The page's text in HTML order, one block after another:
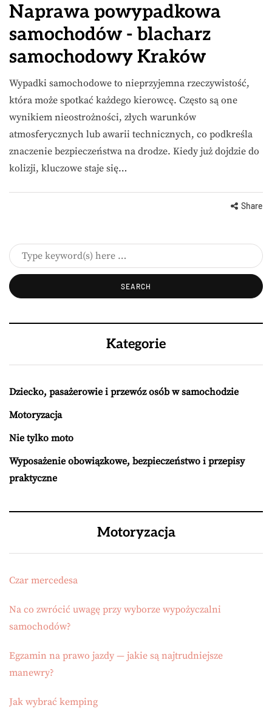
Naprawa powypadkowa
samochodów - blacharz
samochodowy Kraków
Wypadki samochodowe to nieprzyjemna rzeczywistość,
która może spotkać każdego kierowcę. Często są one
wynikiem nieostrożności, złych warunków
atmosferycznych lub awarii technicznych, co podkreśla
znaczenie bezpieczeństwa na drodze. Kiedy już dojdzie do
kolizji, kluczowe staje się…
Share
Kategorie
Dziecko, pasażerowie i przewóz osób w samochodzie
Motoryzacja
Nie tylko moto
Wyposażenie obowiązkowe, bezpieczeństwo i przepisy
praktyczne
Motoryzacja
Czar mercedesa
Na co zwrócić uwagę przy wyborze wypożyczalni
samochodów?
Egzamin na prawo jazdy — jakie są najtrudniejsze
manewry?
Jak wybrać kemping